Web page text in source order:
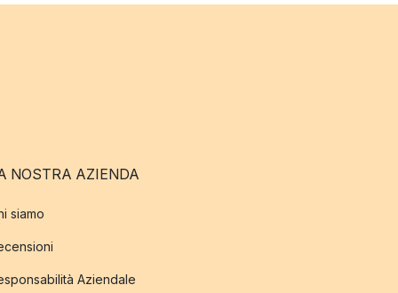
NOSTRA AZIENDA
siamo
Aziendale